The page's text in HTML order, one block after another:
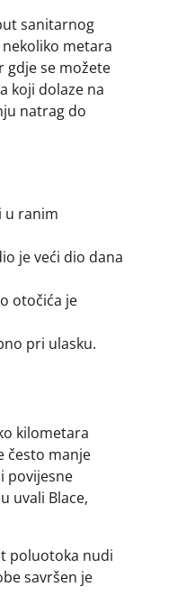
sanitarnog
metara
gdje se možete
koji dolaze na
natrag do
u ranim
je veći dio dana
otočića je
pri ulasku.
kilometara
često manje
povijesne
uvali Blace,
poluotoka nudi
savršen je